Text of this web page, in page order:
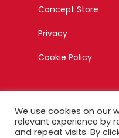
Concept Store
Privacy
Cookie Policy
We use cookies on our
relevant experience by
and repeat visits. By